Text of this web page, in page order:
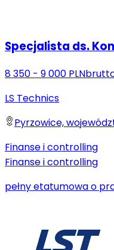
Specjalista ds.
8 350 - 9 000 PLN
LS Technics
Pyrzowice,
Finanse i controlling
Finanse i controlling
pełny etatumowa o